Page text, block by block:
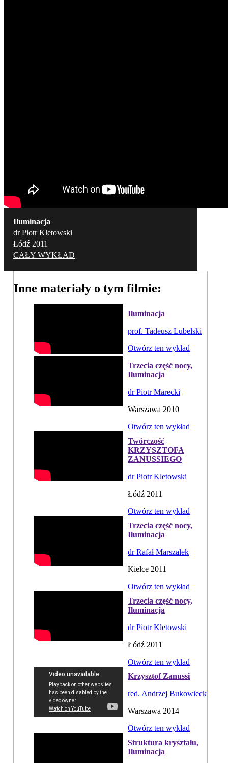
Iluminacja
dr Piotr Kletowski
Łódź 2011
CAŁY WYKŁAD
Inne materiały o tym filmie:
Iluminacja
prof. Tadeusz Lubelski
Otwórz ten wykład
Trzecia część nocy,
Iluminacja
dr Piotr Marecki
Warszawa 2010
Otwórz ten wykład
Twórczość
KRZYSZTOFA
ZANUSSIEGO
dr Piotr Kletowski
Łódź 2011
Otwórz ten wykład
Trzecia część nocy,
Iluminacja
dr Rafał Marszałek
Kielce 2011
Otwórz ten wykład
Trzecia część nocy,
Iluminacja
dr Piotr Kletowski
Łódź 2011
Otwórz ten wykład
Krzysztof Zanussi
red. Andrzej Bukowiecki
Warszawa 2014
Otwórz ten wykład
Struktura kryształu,
Iluminacja